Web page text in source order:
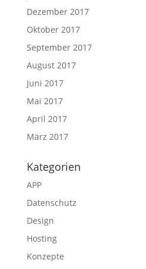
Dezember 2017
Oktober 2017
September 2017
August 2017
Juni 2017
Mai 2017
April 2017
März 2017
Kategorien
APP
Datenschutz
Design
Hosting
Konzepte